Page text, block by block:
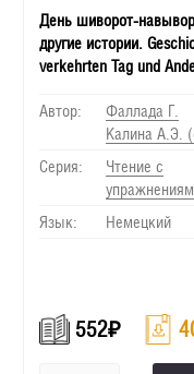
День шиворот-
другие истории.
verkehrten Tag und
Автор:
Фаллада Г.
Калина А.Э.
Серия:
Чтение с
Язык:
Немецкий
552₽